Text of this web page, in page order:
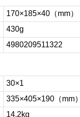
170×185×40（mm）
430g
4980209511322
30×1
335×405×190（mm）
14.2kg